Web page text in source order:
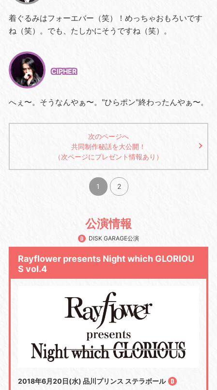
着ぐるみはフォーエバー（笑）！めっちゃおもろいです
ね（笑）。でも、たしかにそうですね（笑）。
CIPHER
へぇ〜。そうなんやぁ〜。"ひらポン"終わったんやぁ〜。
次のページへ
共同制作秘話を大公開！
（次ページにプレゼント情報あり）
1 2
公演情報
DISK GARAGE公演
Rayflower presents Night which GLORIOU
S vol.4
2018年6月20日(水) 品川プリンス ステラボール